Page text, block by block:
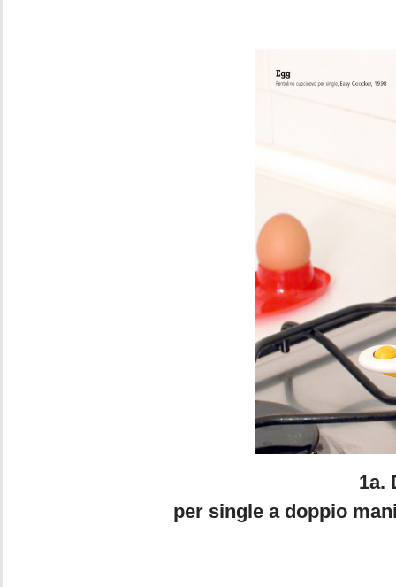
1a. Daniele
per single a doppio